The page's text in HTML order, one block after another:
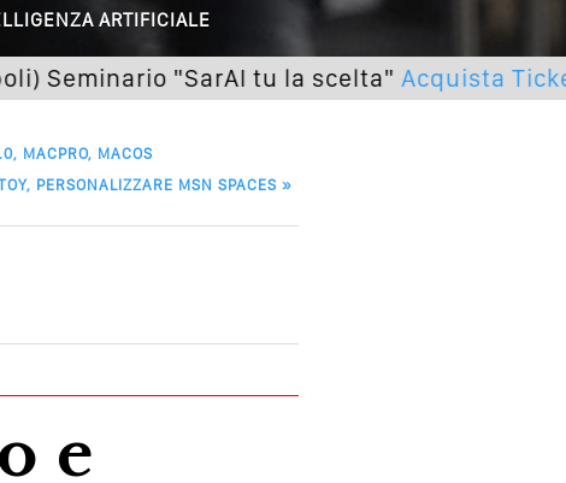
Tutto Peggiorerà
Braccia Incrociate
Del Wedding
ARTIFICIALE
"SarAI tu la scelta"Acquista Ticket
MACPRO, MACOS
PERSONALIZZARE MSN SPACES »